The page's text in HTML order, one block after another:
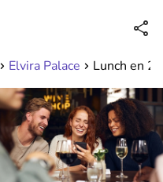
Disponible jusqu'à 23:00 heures
Elvira Palace Lunch en 2